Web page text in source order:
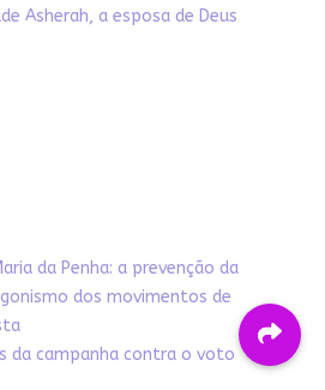
Asherah, a esposa de Deus
da Penha: a prevenção da
dos movimentos de
da campanha contra o voto